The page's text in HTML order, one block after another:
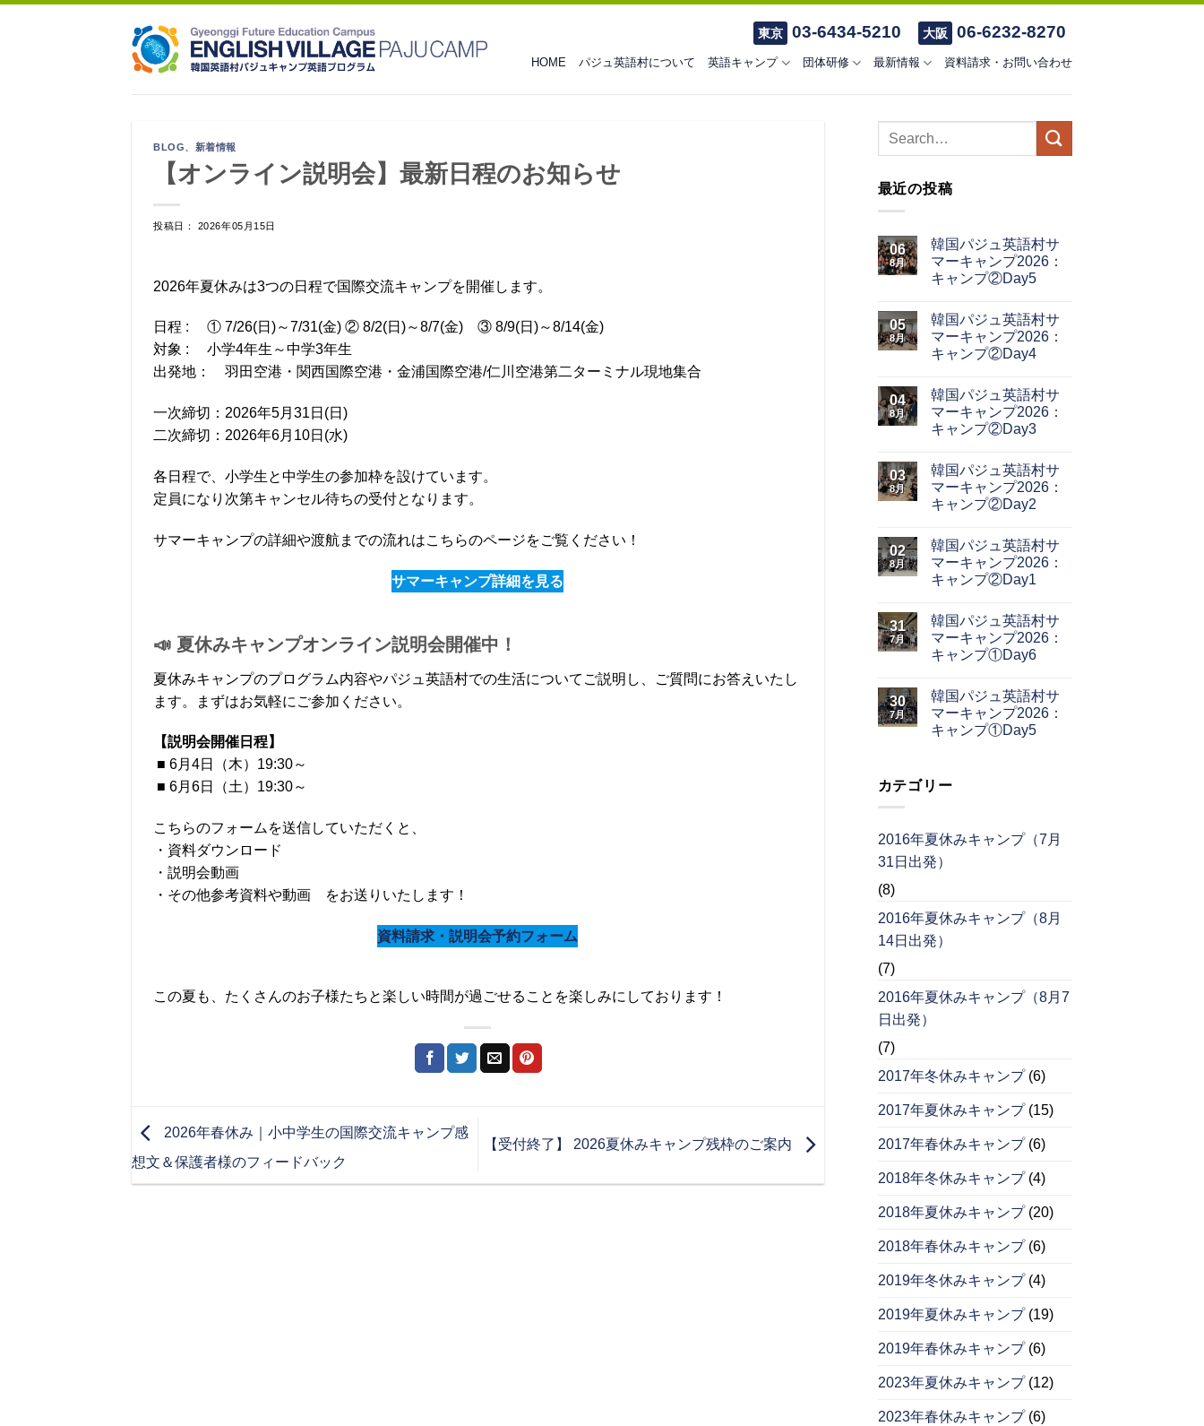
東京 03-6434-5210 大阪 06-6232-8270
HOME パジュ英語村について 英語キャンプ 団体研修 最新情報 資料請求・お問い合わせ
BLOG、 新着情報
【オンライン説明会】最新日程のお知らせ
投稿日： 2026年05月15日
2026年夏休みは3つの日程で国際交流キャンプを開催します。
日程 : ① 7/26(日)～7/31(金) ② 8/2(日)～8/7(金) ③ 8/9(日)～8/14(金)
対象 : 小学4年生～中学3年生
出発地： 羽田空港・関西国際空港・金浦国際空港/仁川空港第二ターミナル現地集合
一次締切：2026年5月31日(日)
二次締切：2026年6月10日(水)
各日程で、小学生と中学生の参加枠を設けています。
定員になり次第キャンセル待ちの受付となります。
サマーキャンプの詳細や渡航までの流れはこちらのページをご覧ください！
サマーキャンプ詳細を見る
📣 夏休みキャンプオンライン説明会開催中！
夏休みキャンプのプログラム内容やパジュ英語村での生活についてご説明し、ご質問にお答えいたし
ます。まずはお気軽にご参加ください。
【説明会開催日程】
■ 6月4日（木）19:30～
■ 6月6日（土）19:30～
こちらのフォームを送信していただくと、
・資料ダウンロード
・説明会動画
・その他参考資料や動画 をお送りいたします！
資料請求・説明会予約フォーム
この夏も、たくさんのお子様たちと楽しい時間が過ごせることを楽しみにしております！
2026年春休み｜小中学生の国際交流キャンプ感
想文＆保護者様のフィードバック
【受付終了】 2026夏休みキャンプ残枠のご案内
最近の投稿
06
8月
韓国パジュ英語村サ
マーキャンプ2026：
キャンプ②Day5
05
8月
韓国パジュ英語村サ
マーキャンプ2026：
キャンプ②Day4
04
8月
韓国パジュ英語村サ
マーキャンプ2026：
キャンプ②Day3
03
8月
韓国パジュ英語村サ
マーキャンプ2026：
キャンプ②Day2
02
8月
韓国パジュ英語村サ
マーキャンプ2026：
キャンプ②Day1
31
7月
韓国パジュ英語村サ
マーキャンプ2026：
キャンプ①Day6
30
7月
韓国パジュ英語村サ
マーキャンプ2026：
キャンプ①Day5
カテゴリー
2016年夏休みキャンプ（7月
31日出発）
(8)
2016年夏休みキャンプ（8月
14日出発）
(7)
2016年夏休みキャンプ（8月7
日出発）
(7)
2017年冬休みキャンプ(6)
2017年夏休みキャンプ(15)
2017年春休みキャンプ(6)
2018年冬休みキャンプ(4)
2018年夏休みキャンプ(20)
2018年春休みキャンプ(6)
2019年冬休みキャンプ(4)
2019年夏休みキャンプ(19)
2019年春休みキャンプ(6)
2023年夏休みキャンプ(12)
2023年春休みキャンプ(6)